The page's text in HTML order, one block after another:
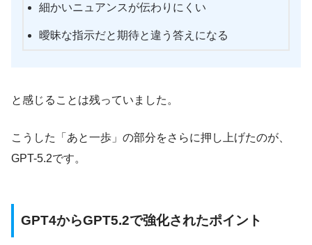
細かいニュアンスが伝わりにくい
曖昧な指示だと期待と違う答えになる
と感じることは残っていました。
こうした「あと一歩」の部分をさらに押し上げたのが、
GPT-5.2です。
GPT4からGPT5.2で強化されたポイント